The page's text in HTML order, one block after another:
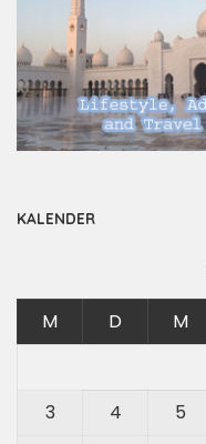
KALENDER
M D M
3
4 5